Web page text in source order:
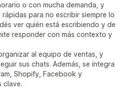
o con mucha demanda, y
para no escribir siempre lo
ver quién está escribiendo y de
responder con más contexto y
al equipo de ventas, y
sus chats. Además, se integra
Shopify, Facebook y
clave.